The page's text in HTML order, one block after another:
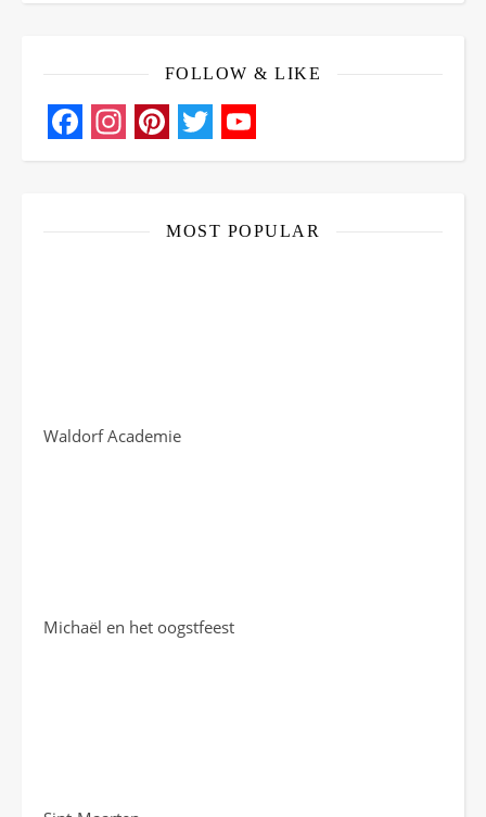
FOLLOW & LIKE
Facebook
Instagram
Pinterest
Twitter
YouTube
MOST POPULAR
Waldorf Academie
Michaël en het oogstfeest